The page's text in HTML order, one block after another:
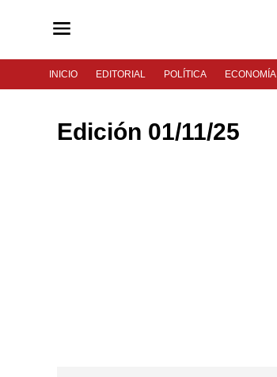
INICIO EDITORIAL POLÍTICA ECONOMÍA
Edición 01/11/25